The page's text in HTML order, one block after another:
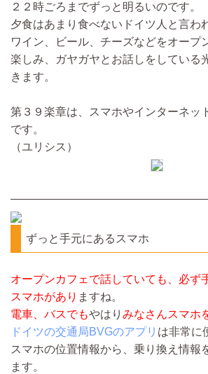
２２時ごろまでずっと明るいのです。
夕食はあまり食べないドイツ人と言わ
ワイン、ビール、チーズなどをオープ
楽しみ、ガヤガヤとお話しをしている
きます。
第３９楽章は、スマホやインターネッ
です。
（ユリシス）
ずっと手元にあるスマホ
オープンカフェで話していても、必ず
スマホがあり ますね。
電車、バスでもやはり みなさんスマホ
ドイツの交通局BVGのアプリ は非常に
スマホの位置情報から、乗り換え情報
ます。